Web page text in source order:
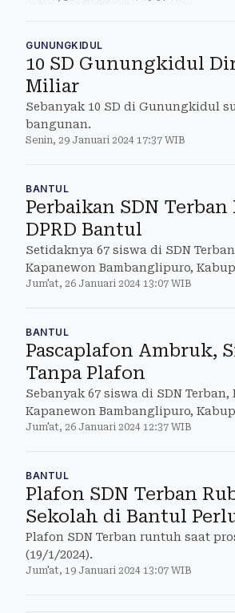
GUNUNGKIDUL
10 SD Gunungkidul
Miliar
Sebanyak 10 SD di Gunungkidul
bangunan.
Senin, 29 Januari 2024 17:37 WIB
BANTUL
Perbaikan SDN
DPRD Bantul
Setidaknya 67 siswa di SDN
Kapanewon Bambanglipuro,
Jum'at, 26 Januari 2024 13:07 WIB
BANTUL
Pascaplafon Ambruk,
Tanpa Plafon
Sebanyak 67 siswa di SDN
Kapanewon Bambanglipuro,
sekolahny
Jum'at, 26 Januari 2024 12:37 WIB
BANTUL
Plafon SDN Terban
Sekolah di Bantul
Plafon SDN Terban runtuh saat
(19/1/2024).
Jum'at, 19 Januari 2024 13:07 WIB